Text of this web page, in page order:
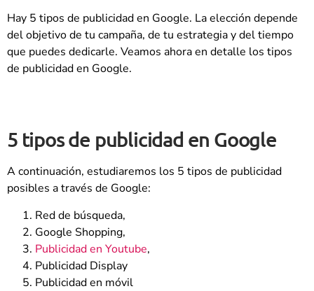
Hay 5 tipos de publicidad en Google. La elección depende
del objetivo de tu campaña, de tu estrategia y del tiempo
que puedes dedicarle. Veamos ahora en detalle los tipos
de publicidad en Google.
5 tipos de publicidad en Google
A continuación, estudiaremos los 5 tipos de publicidad
posibles a través de Google:
Red de búsqueda,
Google Shopping,
Publicidad en Youtube,
Publicidad Display
Publicidad en móvil